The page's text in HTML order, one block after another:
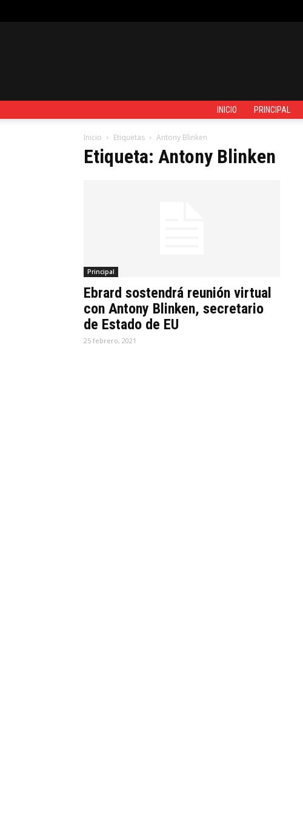
INICIO PRINCIPAL
Inicio Etiquetas Antony Blinken
Etiqueta: Antony Blinken
Principal
Ebrard sostendrá reunión virtual
con Antony Blinken, secretario
de Estado de EU
25 febrero, 2021